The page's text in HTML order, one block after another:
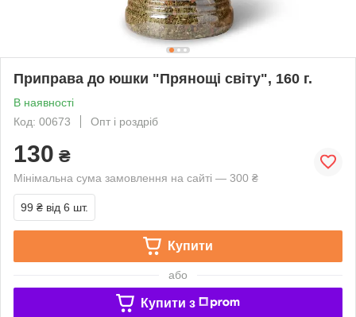
Приправа до юшки "Прянощі світу", 160 г.
В наявності
Код: 00673
Опт і роздріб
130 ₴
Мінімальна сума замовлення на сайті — 300 ₴
99 ₴ від 6 шт.
Купити
або
Купити з